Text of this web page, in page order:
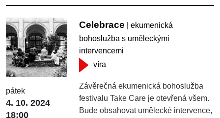
pátek
4. 10. 2024
18:00
Celebrace | ekumenická
bohoslužba s uměleckými
intervencemi
víra
Závěrečná ekumenická bohoslužba
festivalu Take Care je otevřená všem.
Bude obsahovat umělecké intervence,